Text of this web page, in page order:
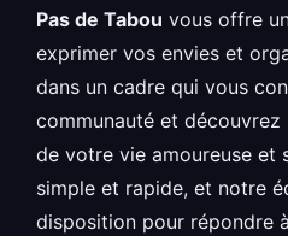
Pas de Tabou vous offre
exprimer vos envies et
dans un cadre qui vous
communauté et découvrez
de votre vie amoureuse et
simple et rapide, et notre
disposition pour répondre